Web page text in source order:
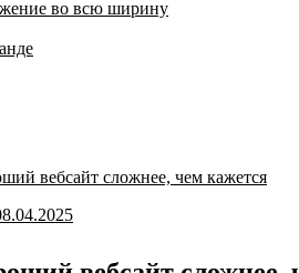
во всю ширину